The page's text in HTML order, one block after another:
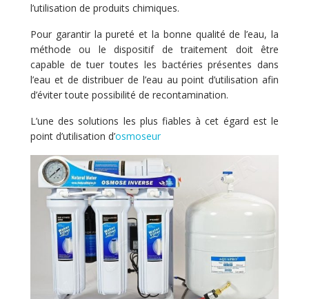
l’utilisation de produits chimiques.
Pour garantir la pureté et la bonne qualité de l’eau, la
méthode ou le dispositif de traitement doit être
capable de tuer toutes les bactéries présentes dans
l’eau et de distribuer de l’eau au point d’utilisation afin
d’éviter toute possibilité de recontamination.
L’une des solutions les plus fiables à cet égard est le
point d’utilisation d’osmoseur